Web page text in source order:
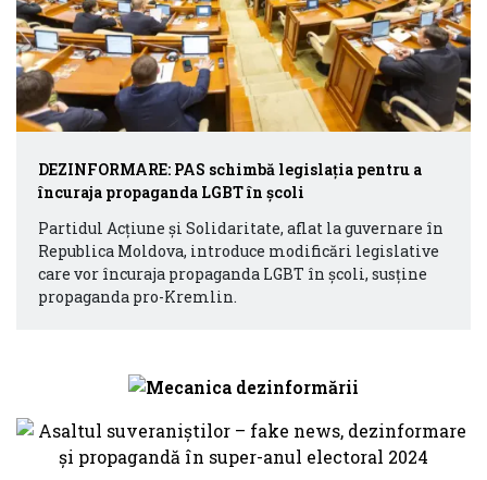
DEZINFORMARE: PAS schimbă legislația pentru a
încuraja propaganda LGBT în școli
Partidul Acțiune și Solidaritate, aflat la guvernare în
Republica Moldova, introduce modificări legislative
care vor încuraja propaganda LGBT în școli, susține
propaganda pro-Kremlin.